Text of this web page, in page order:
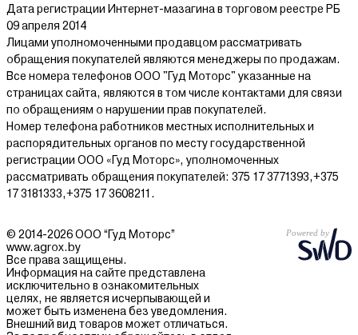
Дата регистрации Интернет-мазагина в торговом реестре РБ
09 апреля 2014
Лицами уполномоченными продавцом рассматривать
обращения покупателей являются менеджеры по продажам.
Все номера телефонов ООО "Гуд Моторс" указанные на
страницах сайта, являются в том числе контактами для связи
по обращениям о нарушении прав покупателей.
Номер телефона работников местных исполнительных и
распорядительных органов по месту государственной
регистрации ООО «Гуд Моторс», уполномоченных
рассматривать обращения покупателей: 375 17 3771393,+375
17 3181333,+375 17 3608211.
© 2014-2026 ООО “Гуд Моторс”
www.agrox.by
Все права защищены.
Информация на сайте представлена
исключительно в ознакомительных
целях, не является исчерпывающей и
может быть изменена без уведомления.
Внешний вид товаров может отличаться.